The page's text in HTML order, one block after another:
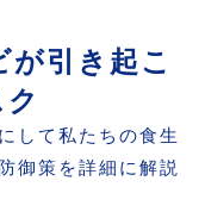
引き起こ
して私たちの食生
御策を詳細に解説